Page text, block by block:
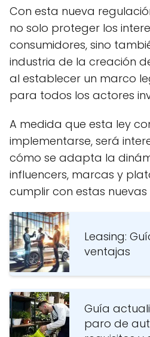
Con esta nueva
no solo proteger los
consumidores, sino
industria de la creación
al establecer un marco
para todos los actores
A medida que esta ley
implementarse, será
cómo se adapta la
influencers, marcas y
cumplir con estas nuevas
Leasing:
ventajas
Guía
paro de